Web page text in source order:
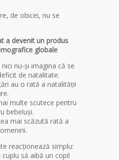
de obicei, nu se
a devenit un produs
globale
nu-și imagina că se
de natalitate.
au o rată a natalității
multe scutece pentru
bebeluși.
mai scăzută rată a
reacționează simplu:
să aibă un copil